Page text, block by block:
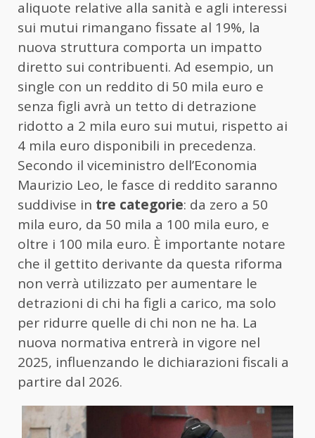
aliquote relative alla sanità e agli interessi
sui mutui rimangano fissate al 19%, la
nuova struttura comporta un impatto
diretto sui contribuenti. Ad esempio, un
single con un reddito di 50 mila euro e
senza figli avrà un tetto di detrazione
ridotto a 2 mila euro sui mutui, rispetto ai
4 mila euro disponibili in precedenza.
Secondo il viceministro dell’Economia
Maurizio Leo, le fasce di reddito saranno
suddivise in tre categorie: da zero a 50
mila euro, da 50 mila a 100 mila euro, e
oltre i 100 mila euro. È importante notare
che il gettito derivante da questa riforma
non verrà utilizzato per aumentare le
detrazioni di chi ha figli a carico, ma solo
per ridurre quelle di chi non ne ha. La
nuova normativa entrerà in vigore nel
2025, influenzando le dichiarazioni fiscali a
partire dal 2026.